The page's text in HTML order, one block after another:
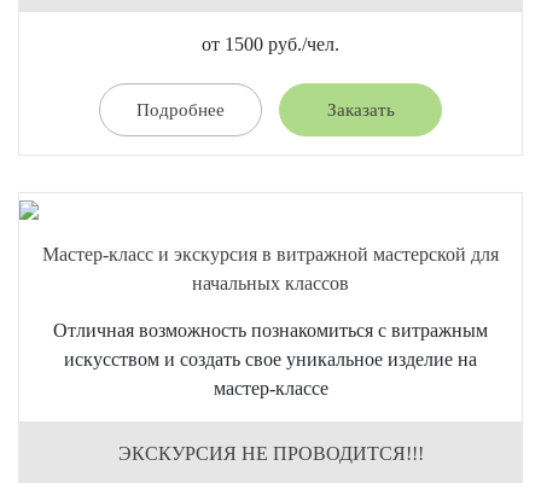
от 1500 руб./чел.
Подробнее Заказать
Мастер-класс и экскурсия в витражной мастерской для
начальных классов
Отличная возможность познакомиться с витражным
искусством и создать свое уникальное изделие на
мастер-классе
ЭКСКУРСИЯ НЕ ПРОВОДИТСЯ!!!